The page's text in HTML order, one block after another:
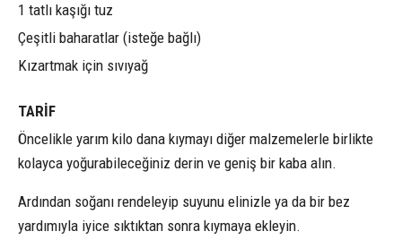
1 tatlı kaşığı tuz
Çeşitli baharatlar (isteğe bağlı)
Kızartmak için sıvıyağ
TARİF
Öncelikle yarım kilo dana kıymayı diğer malzemelerle birlikte
kolayca yoğurabileceğiniz derin ve geniş bir kaba alın.
Ardından soğanı rendeleyip suyunu elinizle ya da bir bez
yardımıyla iyice sıktıktan sonra kıymaya ekleyin.